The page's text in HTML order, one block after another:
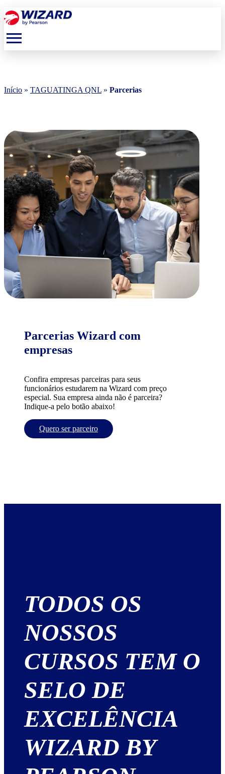
menu
Início » TAGUATINGA QNL » Parcerias
Parcerias Wizard com
empresas
Confira empresas parceiras para seus
funcionários estudarem na Wizard com preço
especial. Sua empresa ainda não é parceira?
Indique-a pelo botão abaixo!
Quero ser parceiro
TODOS OS
NOSSOS
CURSOS TEM O
SELO DE
EXCELÊNCIA
WIZARD BY